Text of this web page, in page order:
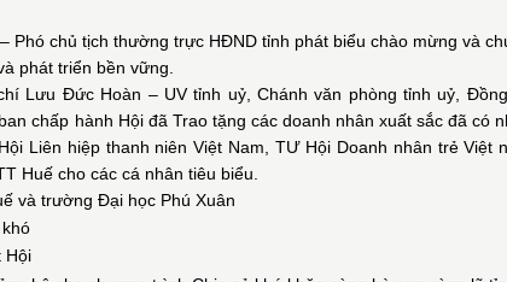
Phó chủ tịch thường trực HĐND tỉnh phát biểu chào mừng và
phát triển bền vững.
Lưu Đức Hoàn – UV tỉnh uỷ, Chánh văn phòng tỉnh uỷ,
chấp hành Hội đã Trao tặng các doanh nhân xuất sắc đã có
Liên hiệp thanh niên Việt Nam, TƯ Hội Doanh nhân trẻ Việt
Huế cho các cá nhân tiêu biểu.
và trường Đại học Phú Xuân
Hội